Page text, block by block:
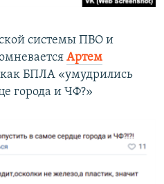
системы ПВО и
Артем
БПЛА «умудрились
города и ЧФ?»